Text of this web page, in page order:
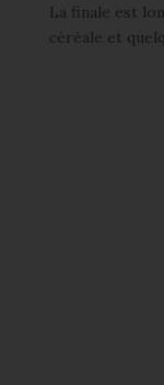
La finale est
céréale et